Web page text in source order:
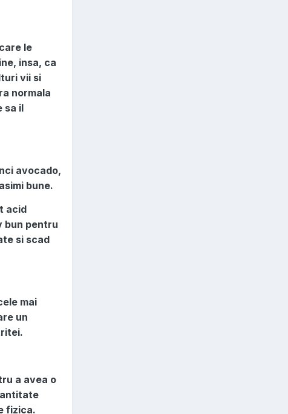
le
insa, ca
vii si
normala
sa il
avocado,
bune.
acid
bun pentru
si scad
mai
un
a avea o
fizica.